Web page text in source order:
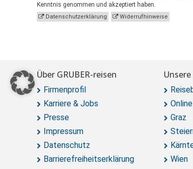
Kenntnis genommen und akzeptiert haben.
Datenschutzerklärung Widerrufhinweise
Über GRUBER-reisen
Firmenprofil
Karriere & Jobs
Presse
Impressum
Datenschutz
Barrierefreiheitserklärung
Graz
Wien